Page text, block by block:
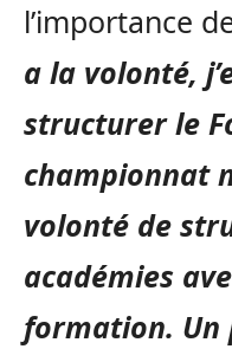
l’importance
a la volonté,
structurer le
championnat
volonté de
académies
formation.